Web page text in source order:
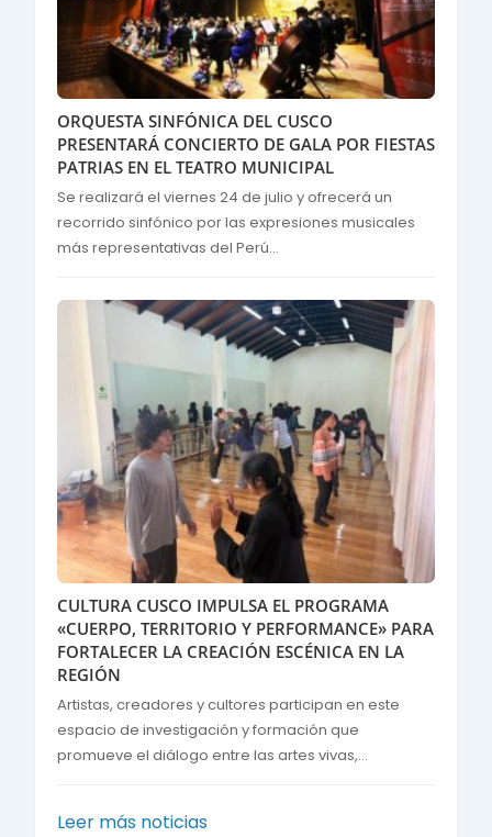
ORQUESTA SINFÓNICA DEL CUSCO
PRESENTARÁ CONCIERTO DE GALA POR FIESTAS
PATRIAS EN EL TEATRO MUNICIPAL
Se realizará el viernes 24 de julio y ofrecerá un
recorrido sinfónico por las expresiones musicales
más representativas del Perú...
CULTURA CUSCO IMPULSA EL PROGRAMA
«CUERPO, TERRITORIO Y PERFORMANCE» PARA
FORTALECER LA CREACIÓN ESCÉNICA EN LA
REGIÓN
Artistas, creadores y cultores participan en este
espacio de investigación y formación que
promueve el diálogo entre las artes vivas,...
Leer más noticias